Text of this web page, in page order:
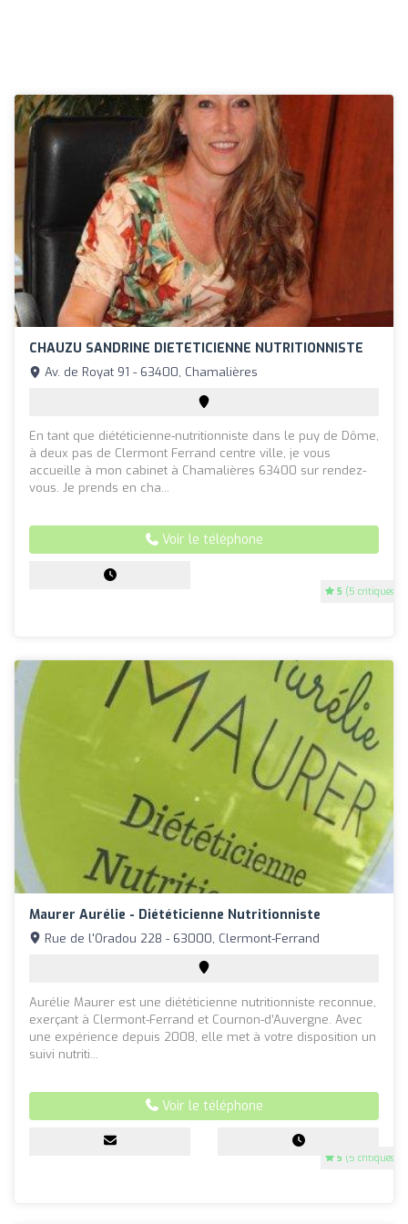
CHAUZU SANDRINE DIETETICIENNE NUTRITIONNISTE
5 (5 critiques)
Av. de Royat 91 - 63400, Chamalières
En tant que diététicienne-nutritionniste dans le puy de Dôme,
à deux pas de Clermont Ferrand centre ville, je vous
accueille à mon cabinet à Chamalières 63400 sur rendez-
vous. Je prends en cha...
Voir le téléphone
Maurer Aurélie - Diététicienne Nutritionniste
5 (5 critiques)
Rue de l'Oradou 228 - 63000, Clermont-Ferrand
Aurélie Maurer est une diététicienne nutritionniste reconnue,
exerçant à Clermont-Ferrand et Cournon-d’Auvergne. Avec
une expérience depuis 2008, elle met à votre disposition un
suivi nutriti...
Voir le téléphone